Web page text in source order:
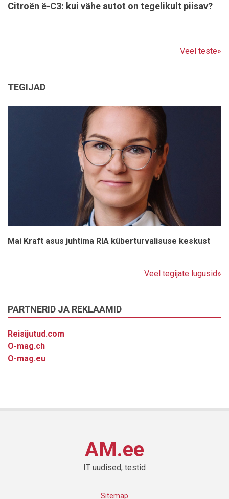
Citroën ë-C3: kui vähe autot on tegelikult piisav?
Veel teste»
TEGIJAD
Mai Kraft asus juhtima RIA küberturvalisuse keskust
Veel tegijate lugusid»
PARTNERID JA REKLAAMID
Reisijutud.com
O-mag.ch
O-mag.eu
AM.ee
IT uudised, testid
Sitemap